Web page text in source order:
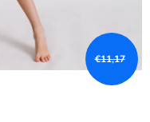
€11,17